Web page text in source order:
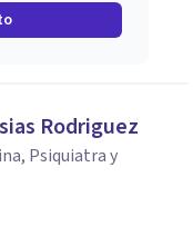
Rodriguez
Psiquiatra y